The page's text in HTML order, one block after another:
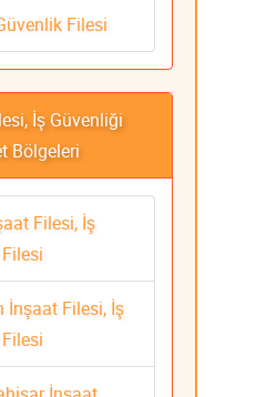
Filesi
İş Güvenliği
Bölgeleri
Filesi, İş
İnşaat Filesi, İş